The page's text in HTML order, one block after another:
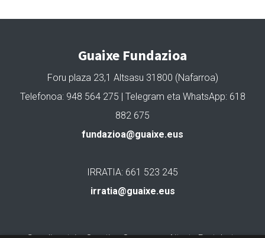
Guaixe Fundazioa
Foru plaza 23,1 Altsasu 31800 (Nafarroa)
Telefonoa: 948 564 275 | Telegram eta WhatsApp: 618
882 675
fundazioa@guaixe.eus
IRRATIA: 661 523 245
irratia@guaixe.eus